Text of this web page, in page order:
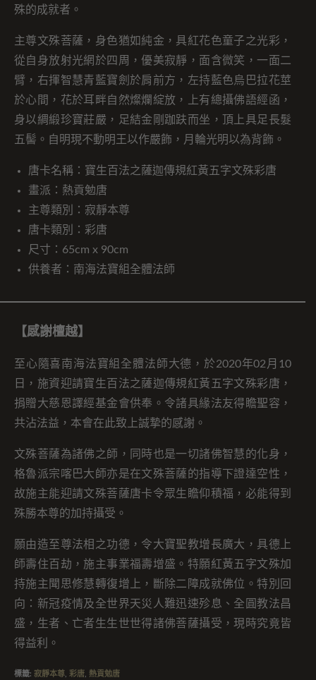
殊的成就者。
主尊文殊菩薩，身色猶如純金，具紅花色童子之光彩，
從自身放射光網於四周，優美寂靜，面含微笑，一面二
臂，右揮智慧青藍寶劍於肩前方，左持藍色烏巴拉花莖
於心間，花於耳畔自然燦爛綻放，上有總攝佛語經函，
身以綢緞珍寶莊嚴，足結金剛跏趺而坐，頂上具足長髮
五髻。自明現不動明王以作嚴飾，月輪光明以為背飾。
唐卡名稱：寶生百法之薩迦傳規紅黃五字文殊彩唐
畫派：熱貢勉唐
主尊類別：寂靜本尊
唐卡類別：彩唐
尺寸：65cm x 90cm
供養者：南海法寶組全體法師
【感謝檀越】
至心隨喜南海法寶組全體法師大德，於2020年02月10
日，施資迎請寶生百法之薩迦傳規紅黃五字文殊彩唐，
捐贈大慈恩譯經基金會供奉。令諸具緣法友得瞻聖容，
共沾法益，本會在此致上誠摯的感謝。
文殊菩薩為諸佛之師，同時也是一切諸佛智慧的化身，
格魯派宗喀巴大師亦是在文殊菩薩的指導下證達空性，
故施主能迎請文殊菩薩唐卡令眾生瞻仰積福，必能得到
殊勝本尊的加持攝受。
願由造至尊法相之功德，令大寶聖教增長廣大，具德上
師壽住百劫，施主事業福壽增盛。特願紅黃五字文殊加
持施主聞思修慧轉復增上，斷除二障成就佛位。特別回
向：新冠疫情及全世界天災人難迅速殄息、全圓教法昌
盛，生者、亡者生生世世得諸佛菩薩攝受，現時究竟皆
得益利。
標籤: 寂靜本尊 彩唐 熱貢勉唐